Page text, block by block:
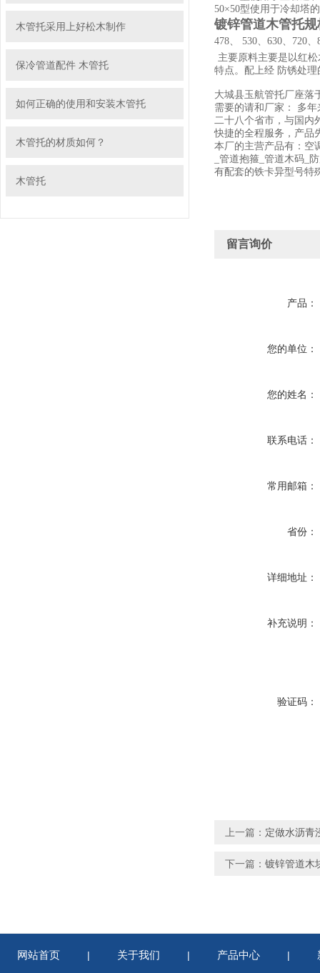
木管托采用上好松木制作
保冷管道配件 木管托
如何正确的使用和安装木管托
木管托的材质如何？
木管托
50×50型使用于冷却塔
镀锌管道木管托
478、 530、630、720
主要原料主要是以红
特点。配上经 防锈处
大城县玉航管托厂座落
需要的请和厂家： 多
二十八个省市，与国内
快捷的全程服务，产品
本厂的主营产品有：空
_管道抱箍_管道木码_
有配套的铁卡异型号特
留言询价
产品：
您的单位：
您的姓名：
联系电话：
常用邮箱：
省份：
详细地址：
补充说明：
验证码：
上一篇： 定做水沥青
下一篇： 镀锌管道木
网站首页 | 关于我们 | 产品中心 |